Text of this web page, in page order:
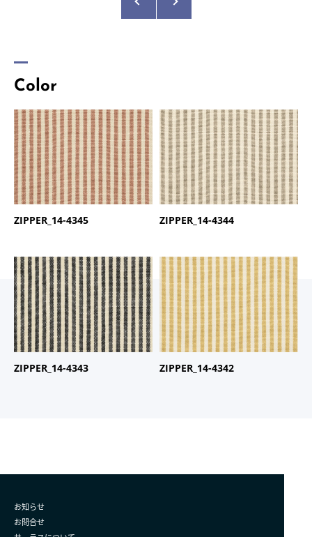
Color
商品名：ZIPPER
品番：14-4345
ZIPPER_14-4345
商品名：ZIPPER
品番： 14-4344
ZIPPER_14-4344
商品名： ZIPPER
品番：14-4343
ZIPPER_14-4343
商品名： ZIPPER
品番： 14-4342
ZIPPER_14-4342
お知らせ
お問合せ